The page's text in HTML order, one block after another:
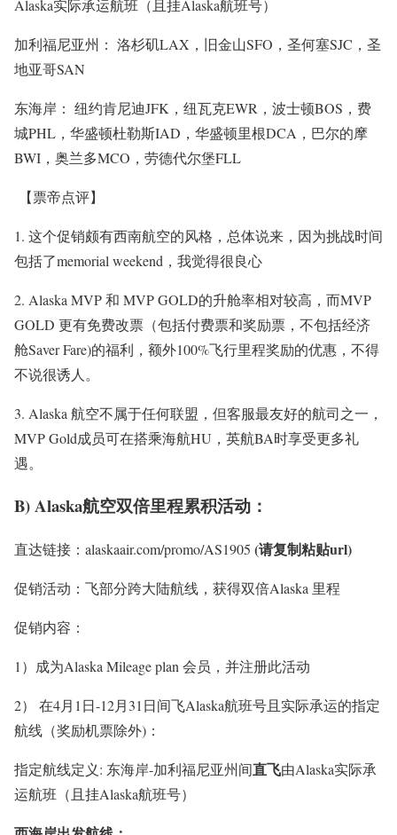
Alaska实际承运航班（且挂Alaska航班号）
加利福尼亚州： 洛杉矶LAX，旧金山SFO，圣何塞SJC，圣
地亚哥SAN
东海岸： 纽约肯尼迪JFK，纽瓦克EWR，波士顿BOS，费
城PHL，华盛顿杜勒斯IAD，华盛顿里根DCA，巴尔的摩
BWI，奥兰多MCO，劳德代尔堡FLL
【票帝点评】
1. 这个促销颇有西南航空的风格，总体说来，因为挑战时间
包括了memorial weekend，我觉得很良心
2. Alaska MVP 和 MVP GOLD的升舱率相对较高，而MVP
GOLD 更有免费改票（包括付费票和奖励票，不包括经济
舱Saver Fare)的福利，额外100%飞行里程奖励的优惠，不得
不说很诱人。
3. Alaska 航空不属于任何联盟，但客服最友好的航司之一，
MVP Gold成员可在搭乘海航HU，英航BA时享受更多礼
遇。
B) Alaska航空双倍里程累积活动：
直达链接：alaskaair.com/promo/AS1905 (请复制粘贴url)
促销活动：飞部分跨大陆航线，获得双倍Alaska 里程
促销内容：
1）成为Alaska Mileage plan 会员，并注册此活动
2） 在4月1日-12月31日间飞Alaska航班号且实际承运的指定
航线（奖励机票除外)：
指定航线定义: 东海岸-加利福尼亚州间直飞由Alaska实际承
运航班（且挂Alaska航班号）